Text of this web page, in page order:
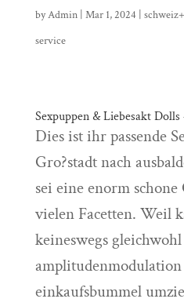
byAdmin| Mar 1, 2024
service
Sexpuppen & Liebesakt
Dies ist ihr passende
Gro?stadt nach
sei eine enorm
vielen Facetten. Weil
keineswegs gleichwohl
einkaufsbummel